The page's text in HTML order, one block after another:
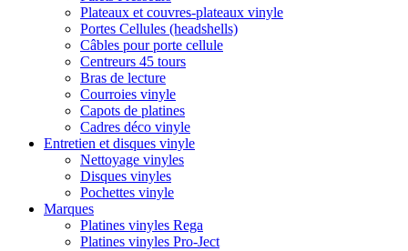
Plateaux et couvres-plateaux vinyle
Portes Cellules (headshells)
Câbles pour porte cellule
Centreurs 45 tours
Bras de lecture
Courroies vinyle
Capots de platines
Cadres déco vinyle
Entretien et disques vinyle
Nettoyage vinyles
Disques vinyles
Pochettes vinyle
Marques
Platines vinyles Rega
Platines vinyles Pro-Ject